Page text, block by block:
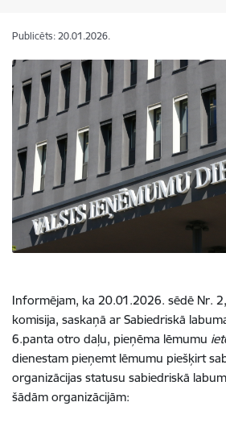
Publicēts: 20.01.2026.
Informējam, ka 20.01.2026. sēdē Nr.
komisija, saskaņā ar Sabiedriskā
6.panta otro daļu, pieņēma lēmumu
dienestam pieņemt lēmumu piešķirt
organizācijas statusu sabiedriskā
šādām organizācijām: